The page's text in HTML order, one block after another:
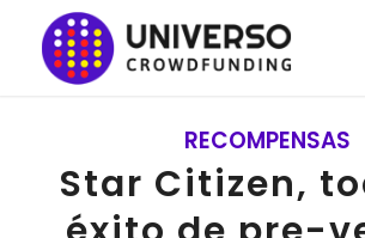
RECOMPENSAS
Star Citizen,